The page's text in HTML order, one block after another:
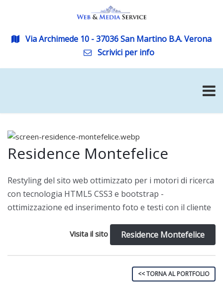
Via Archimede 10 - 37036 San Martino B.A. Verona
Scrivici per info
Residence Montefelice
Restyling del sito web ottimizzato per i motori di ricerca
con tecnologia HTML5 CSS3 e bootstrap -
ottimizzazione ed inserimento foto e testi con il cliente
Visita il sito Residence Montefelice
<< TORNA AL PORTFOLIO